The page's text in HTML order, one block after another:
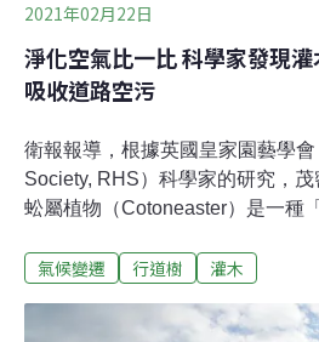
2021年02月22日
淨化空氣比一比 科學家發現
吸收道路空污
衛報報導，根據英國皇家園藝學
Society, RHS）科學家的研究，
蚣屬植物（Cotoneaster）是一種
空氣污染物的效果，並比較舖地
（Tijana Blanusa）博士指出，在
氣候變遷 行道樹 灌木